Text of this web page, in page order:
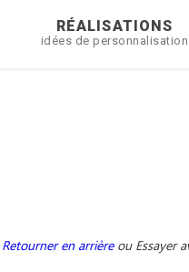
RÉALISATIONS
idées de personnalisation
Retourner en arrière ou Essayer